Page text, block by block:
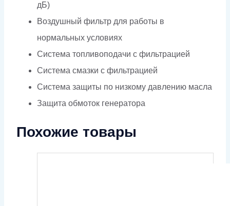
дБ)
Воздушный фильтр для работы в
нормальных условиях
Система топливоподачи с фильтрацией
Система смазки с фильтрацией
Система защиты по низкому давлению масла
Защита обмоток генератора
Похожие товары